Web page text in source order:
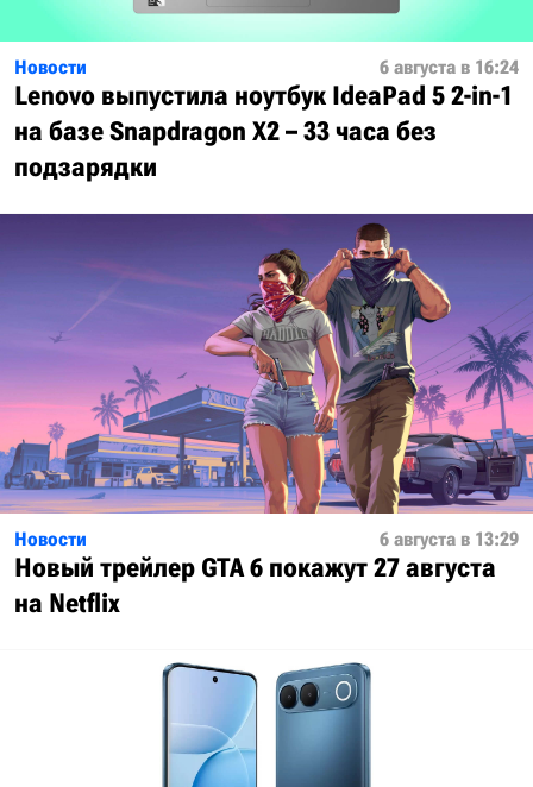
Новости 6 августа в 16:24
Lenovo выпустила ноутбук IdeaPad 5 2-in-1
на базе Snapdragon X2 – 33 часа без
подзарядки
Новости 6 августа в 13:29
Новый трейлер GTA 6 покажут 27 августа
на Netflix